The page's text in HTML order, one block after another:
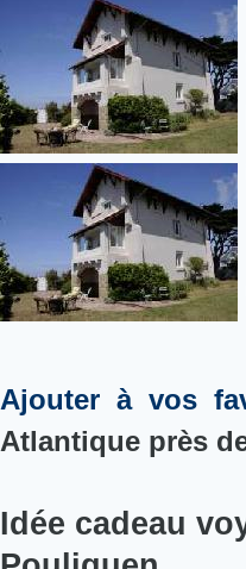
Ajouter à vos
Atlantique près
Idée cadeau